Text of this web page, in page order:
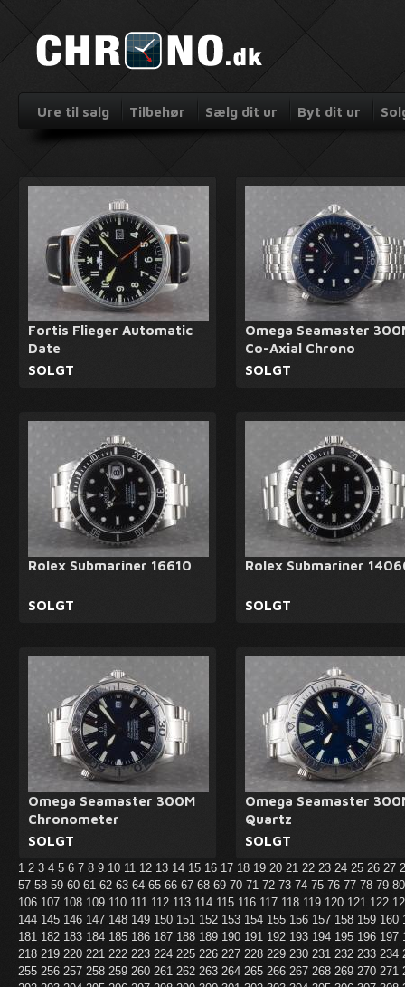
Ure til salg Tilbehør Sælg dit ur Byt dit ur
Fortis Flieger Automatic
Date
SOLGT
Omega Seamaster
Co-Axial Chrono
SOLGT
Rolex Submariner 16610
SOLGT
Rolex Submariner
SOLGT
Omega Seamaster 300M
Chronometer
SOLGT
Omega Seamaster
Quartz
SOLGT
1 2 3 4 5 6 7 8 9 10 11 12 13 14 15 16 17 18 19 20 21 22 23 24 25 26 27
57 58 59 60 61 62 63 64 65 66 67 68 69 70 71 72 73 74 75 76 77 78 79
106 107 108 109 110 111 112 113 114 115 116 117 118 119 120 121 122
144 145 146 147 148 149 150 151 152 153 154 155 156 157 158 159 160
181 182 183 184 185 186 187 188 189 190 191 192 193 194 195 196 197
218 219 220 221 222 223 224 225 226 227 228 229 230 231 232 233 234
255 256 257 258 259 260 261 262 263 264 265 266 267 268 269 270 271